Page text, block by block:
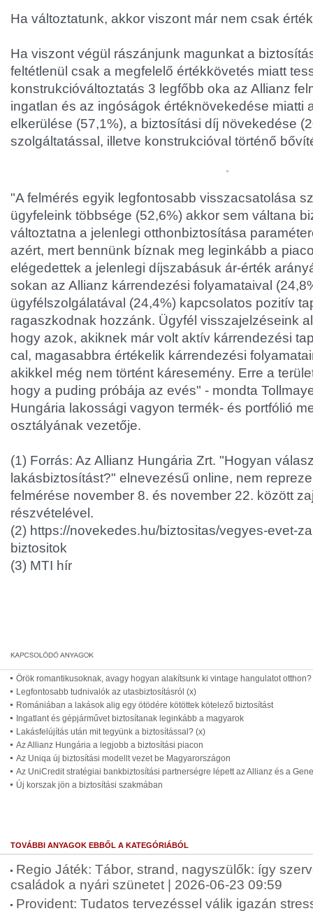
Ha változtatunk, akkor viszont már nem csak
Ha viszont végül rászánjunk magunkat a
feltétlenül csak a megfelelő értékkövetés miatt
konstrukcióváltoztatás 3 legfőbb oka az Allianz
ingatlan és az ingóságok értéknövekedése miatti
elkerülése (57,1%), a biztosítási díj növekedése
szolgáltatással, illetve konstrukcióval történő
"A felmérés egyik legfontosabb visszacsatolása
ügyfeleink többsége (52,6%) akkor sem váltana
változtatna a jelenlegi otthonbiztosítása
azért, mert bennünk bíznak meg leginkább a
elégedettek a jelenlegi díjszabásuk ár-érték
sokan az Allianz kárrendezési folyamataival
ügyfélszolgálatával (24,4%) kapcsolatos pozitív
ragaszkodnak hozzánk. Ügyfél visszajelzéseink
hogy azok, akiknek már volt aktív kárrendezési
cal, magasabbra értékelik kárrendezési
akikkel még nem történt káresemény. Erre a
hogy a puding próbája az evés" - mondta
Hungária lakossági vagyon termék- és portfólió
osztályának vezetője.
(1) Forrás: Az Allianz Hungária Zrt. "Hogyan
lakásbiztosítást?" elnevezésű online, nem
felmérése november 8. és november 22. között
részvételével.
(2) https://novekedes.hu/biztositas/vegyes-evet-
biztositok
(3) MTI hír
Örök romantikusoknak, avagy hogyan alakítsunk ki vintage hangulatot otthon?
Legfontosabb tudnivalók az utasbiztosításról (x)
Romániában a lakások alig egy ötödére kötöttek kötelező biztosítást
Ingatlant és gépjárművet biztosítanak leginkább a magyarok
Lakásfelújítás után mit tegyünk a biztosítással? (x)
Az Allianz Hungária a legjobb a biztosítási piacon
Az Uniqa új biztosítási modellt vezet be Magyarországon
Az UniCredit stratégiai bankbiztosítási partnerségre lépett az Allianz és a
Új korszak jön a biztosítási szakmában
TOVÁBBI ANYAGOK EBBŐL A KATEGÓRIÁBÓL
Regio Játék: Tábor, strand, nagyszülők: így
családok a nyári szünetet | 2026-06-23 09:59
Provident: Tudatos tervezéssel válik igazán